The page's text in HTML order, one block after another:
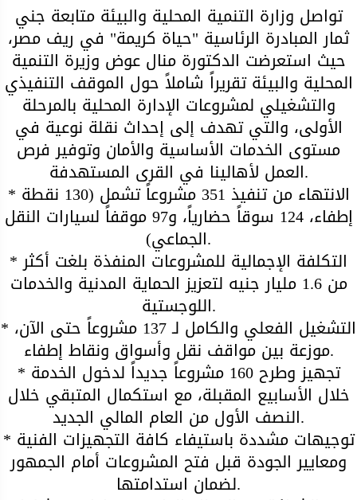
تواصل وزارة التنمية المحلية والبيئة متابعة جني
ثمار المبادرة الرئاسية "حياة كريمة" في ريف مصر،
حيث استعرضت الدكتورة منال عوض وزيرة التنمية
المحلية والبيئة تقريراً شاملاً حول الموقف التنفيذي
والتشغيلي لمشروعات الإدارة المحلية بالمرحلة
الأولى، والتي تهدف إلى إحداث نقلة نوعية في
مستوى الخدمات الأساسية والأمان وتوفير فرص
العمل لأهالينا في القرى المستهدفة.
* الانتهاء من تنفيذ 351 مشروعاً تشمل (130 نقطة
إطفاء، 124 سوقاً حضارياً، و97 موقفاً لسيارات النقل
الجماعي).
* التكلفة الإجمالية للمشروعات المنفذة بلغت أكثر
من 1.6 مليار جنيه لتعزيز الحماية المدنية والخدمات
اللوجستية.
* التشغيل الفعلي والكامل لـ 137 مشروعاً حتى الآن،
موزعة بين مواقف نقل وأسواق ونقاط إطفاء.
* تجهيز وطرح 160 مشروعاً جديداً لدخول الخدمة
خلال الأسابيع المقبلة، مع استكمال المتبقي خلال
النصف الأول من العام المالي الجديد.
* توجيهات مشددة باستيفاء كافة التجهيزات الفنية
ومعايير الجودة قبل فتح المشروعات أمام الجمهور
لضمان استدامتها.